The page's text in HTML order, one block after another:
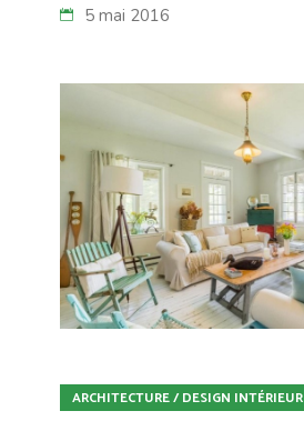
5 mai 2016
ARCHITECTURE / DESIGN INTÉRIEUR